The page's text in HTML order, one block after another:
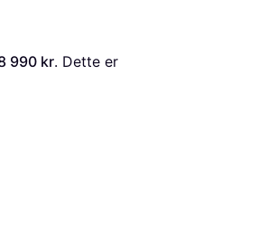
990 kr. Dette er